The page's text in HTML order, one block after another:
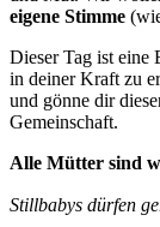
eigene Stimme
Dieser Tag ist eine
in deiner Kraft zu
und gönne dir
Gemeinschaft.
Alle Mütter sind
Stillbabys dürfen